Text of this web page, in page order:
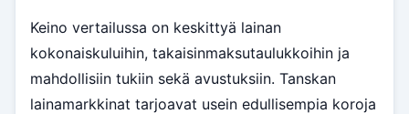
Keino vertailussa on keskittyä lainan
kokonaiskuluihin, takaisinmaksutaulukkoihin ja
mahdollisiin tukiin sekä avustuksiin. Tanskan
lainamarkkinat tarjoavat usein edullisempia koroja